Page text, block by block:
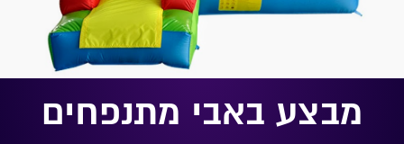
מבצע באבי מתנפחים